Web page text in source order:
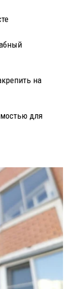
на
для